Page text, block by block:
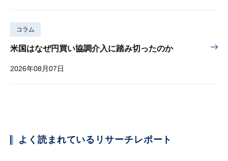
コラム
米国はなぜ円買い協調介入に踏み切ったのか
2026年08月07日
よく読まれているリサーチレポート